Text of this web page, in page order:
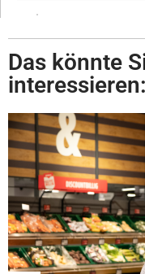
Das könnte
interessieren: